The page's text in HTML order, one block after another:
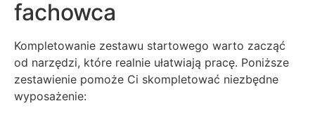
fachowca
Kompletowanie zestawu startowego warto zacząć
od narzędzi, które realnie ułatwiają pracę. Poniższe
zestawienie pomoże Ci skompletować niezbędne
wyposażenie: